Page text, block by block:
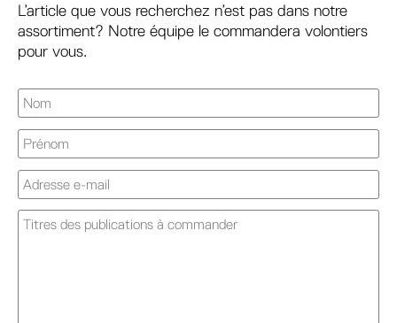
L’article que vous recherchez n’est pas dans notre
assortiment? Notre équipe le commandera volontiers
pour vous.